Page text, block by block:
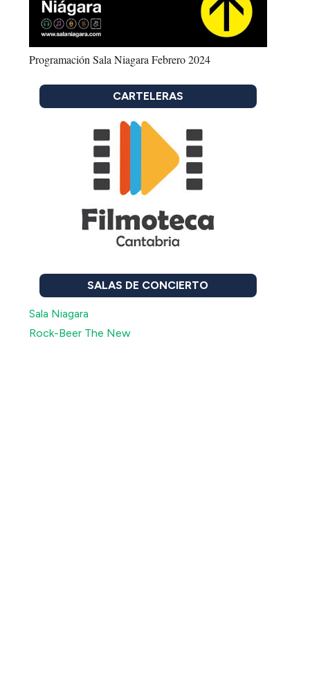
Programación Sala Niagara Febrero 2024
CARTELERAS
SALAS DE CONCIERTO
Sala Niagara
Rock-Beer The New